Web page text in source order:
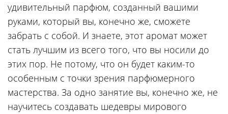
удивительный парфюм, созданный вашими
руками, который вы, конечно же, сможете
забрать с собой. И знаете, этот аромат может
стать лучшим из всего того, что вы носили до
этих пор. Не потому, что он будет каким-то
особенным с точки зрения парфюмерного
мастерства. За одно занятие вы, конечно же, не
научитесь создавать шедевры мирового